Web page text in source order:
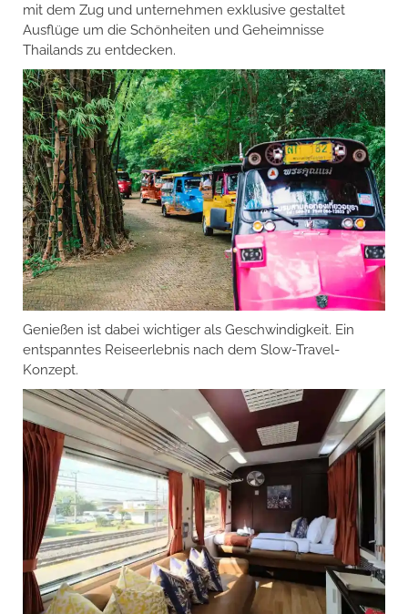
mit dem Zug und unternehmen exklusive gestaltet
Ausflüge um die Schönheiten und Geheimnisse
Thailands zu entdecken.
Genießen ist dabei wichtiger als Geschwindigkeit. Ein
entspanntes Reiseerlebnis nach dem Slow-Travel-
Konzept.